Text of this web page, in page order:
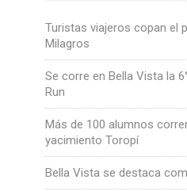
Turistas viajeros copan el
Milagros
Se corre en Bella Vista la
Run
Más de 100 alumnos
yacimiento Toropí
Bella Vista se destaca